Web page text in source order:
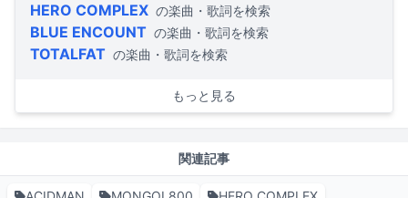
HERO COMPLEX の楽曲・歌詞を検索
BLUE ENCOUNT の楽曲・歌詞を検索
TOTALFAT の楽曲・歌詞を検索
もっと見る
関連記事